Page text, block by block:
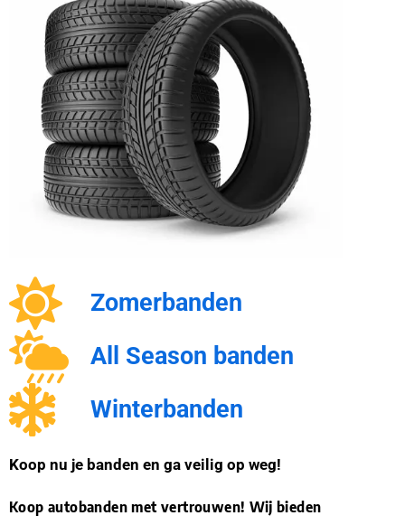
Zomerbanden
All Season banden
Winterbanden
Koop nu je banden en ga veilig op weg!
Koop autobanden met vertrouwen! Wij bieden